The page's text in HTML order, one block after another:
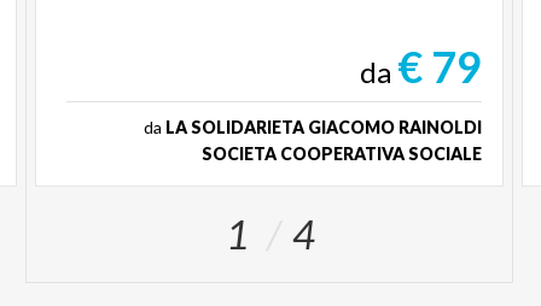
da € 79
da LA SOLIDARIETA GIACOMO RAINOLDI
SOCIETA COOPERATIVA SOCIALE
1 4